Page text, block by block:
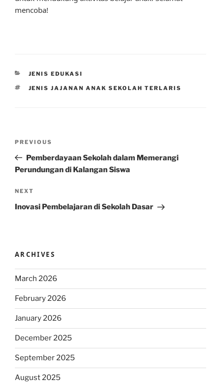
mencoba!
CATEGORIES
JENIS EDUKASI
TAGS
JENIS JAJANAN ANAK SEKOLAH TERLARIS
Previous
Post
PREVIOUS
Pemberdayaan Sekolah dalam Memerangi
Perundungan di Kalangan Siswa
Next
Post
NEXT
Inovasi Pembelajaran di Sekolah Dasar
ARCHIVES
March 2026
February 2026
January 2026
December 2025
September 2025
August 2025